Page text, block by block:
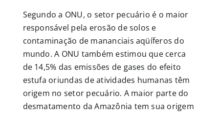
Segundo a ONU, o setor pecuário é o maior
responsável pela erosão de solos e
contaminação de mananciais aqüíferos do
mundo. A ONU também estimou que cerca
de 14,5% das emissões de gases do efeito
estufa oriundas de atividades humanas têm
origem no setor pecuário. A maior parte do
desmatamento da Amazônia tem sua origem